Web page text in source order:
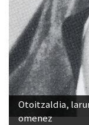
Otoitzaldia,
omenez